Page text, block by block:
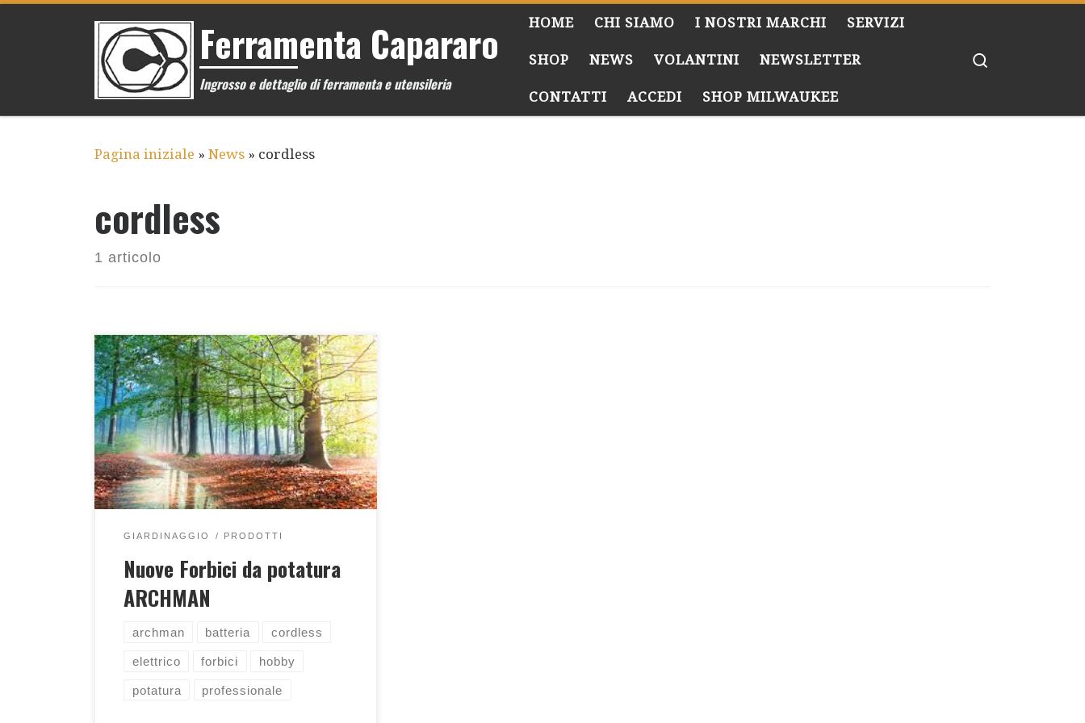
Passa al contenuto Ferramenta Capararo
Ingrosso e dettaglio di ferramenta e utensileria
HOME CHI SIAMO I NOSTRI MARCHI SERVIZI
SHOP NEWS VOLANTINI NEWSLETTER
CONTATTI ACCEDI SHOP MILWAUKEE
Pagina iniziale » News » cordless
cordless
1 articolo
Nuove forbici da potatura a batteria,
scopri di più...
GIARDINAGGIO PRODOTTI
Nuove Forbici da potatura
ARCHMAN
archman batteria cordless
elettrico forbici hobby
potatura professionale